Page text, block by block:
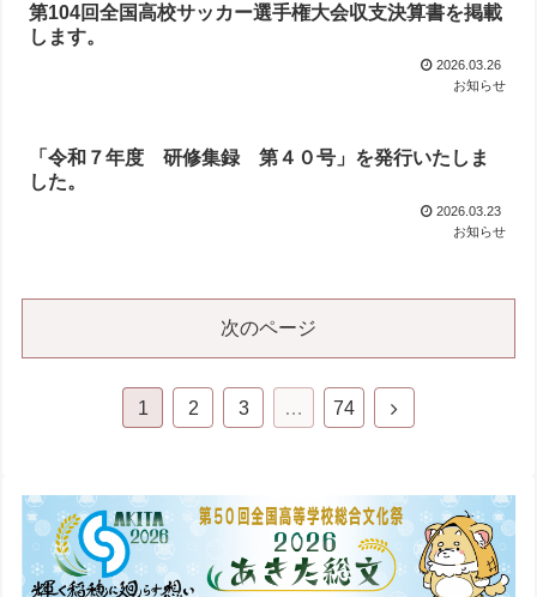
第104回全国高校サッカー選手権大会収支決算書を掲載
します。
2026.03.26
お知らせ
「令和７年度 研修集録 第４０号」を発行いたしま
した。
2026.03.23
お知らせ
次のページ
1 2 3 … 74